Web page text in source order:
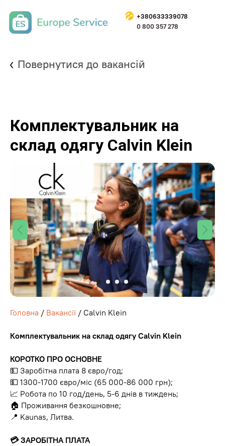
+380633339078
0 800 357 278
Повернутися до вакансій
Комплектувальник на
склад одягу Calvin Klein
Головна / Вакансії/ Calvin Klein
Комплектувальник на склад одягу Calvin Klein
КОРОТКО ПРО ОСНОВНЕ
💵 Заробітна плата 8 євро/год;
💵 1300-1700 євро/міс (65 000-86 000 грн);
📈 Робота по 10 год/день, 5-6 днів в тиждень;
🏠 Проживання безкошновне;
📍 Kaunas, Литва.
💳 ЗАРОБІТНА ПЛАТА